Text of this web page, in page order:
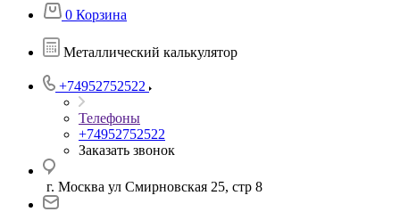
0 Корзина
Металлический калькулятор
+74952752522
Телефоны
+74952752522
Заказать звонок
г. Москва ул Смирновская 25, стр 8